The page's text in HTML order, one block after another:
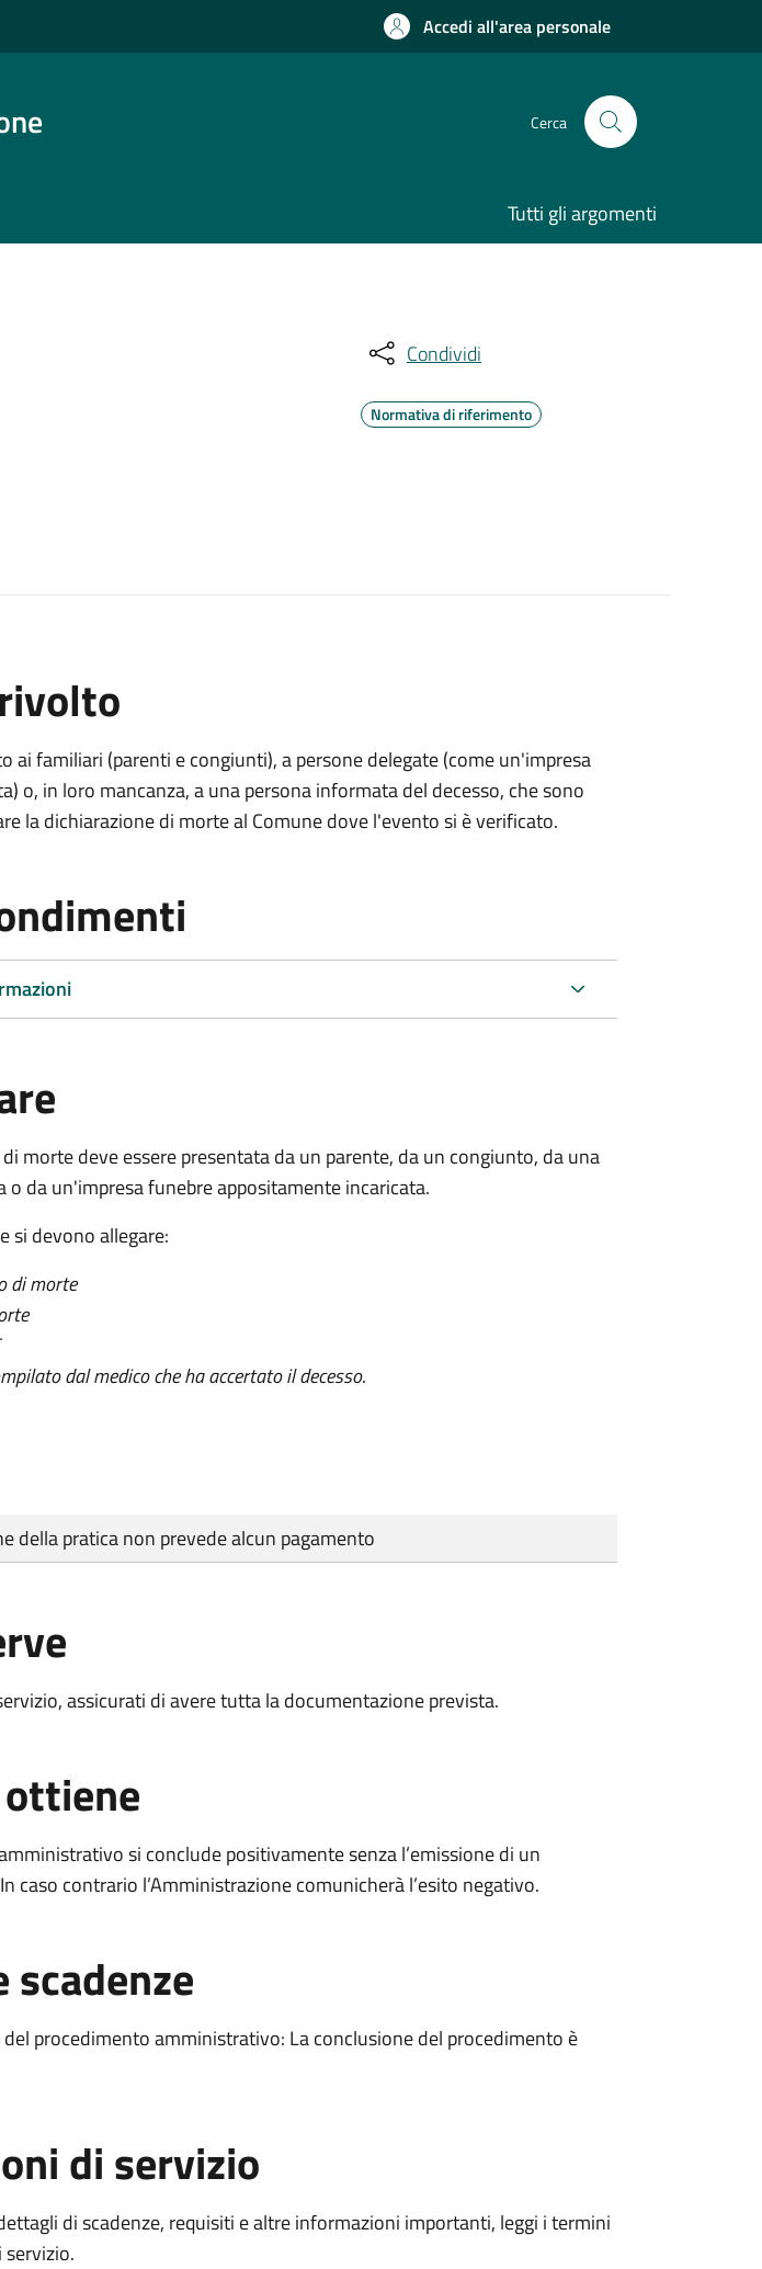
Accedi all'area personale
Cerca
Tutti gli argomenti
Condividi
Normativa di riferimento
ai familiari (parenti e congiunti), a persone delegate (come un'impresa
o, in loro mancanza, a una persona informata del decesso, che sono
la dichiarazione di morte al Comune dove l'evento si è verificato.
morte deve essere presentata da un parente, da un congiunto, da una
o da un'impresa funebre appositamente incaricata.
si devono allegare:
di morte
dal medico che ha accertato il decesso.
della pratica non prevede alcun pagamento
assicurati di avere tutta la documentazione prevista.
si conclude positivamente senza l’emissione di un
caso contrario l’Amministrazione comunicherà l’esito negativo.
scadenze
procedimento amministrativo: La conclusione del procedimento è
di servizio
di scadenze, requisiti e altre informazioni importanti, leggi i termini